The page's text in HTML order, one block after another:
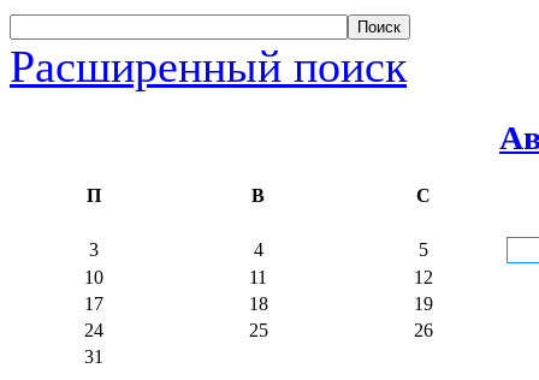
Расширенный поиск
П В С
3 4
5
10
11
12
17
18
19
24
25
26
31